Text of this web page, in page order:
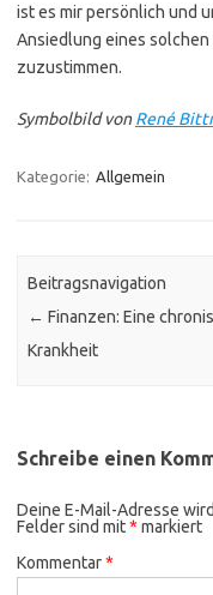
ist es mir persönlich und
Ansiedlung eines
zuzustimmen.
Symbolbild vonRené
Kategorie: Allgemein
Beitragsnavigation
← Finanzen: Eine
Krankheit
Schreibe einen
Deine E-Mail-Adresse
Felder sind mit* markiert
Kommentar*